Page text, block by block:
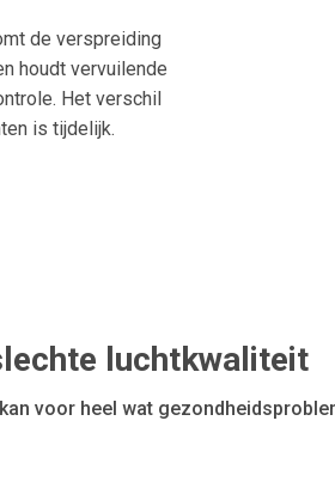
de verspreiding
houdt vervuilende
Het verschil
is tijdelijk.
luchtkwaliteit
voor heel wat